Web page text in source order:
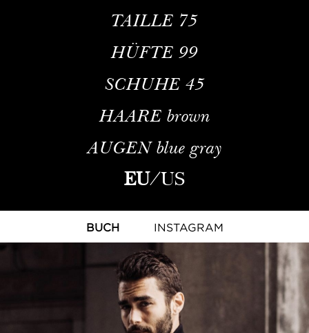
TAILLE 75
HÜFTE 99
SCHUHE 45
HAARE brown
AUGEN blue gray
EU/US
BUCH INSTAGRAM